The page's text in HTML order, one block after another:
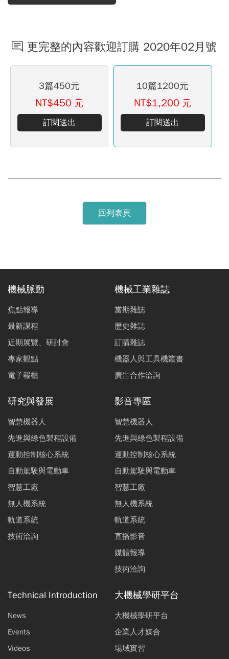
更完整的內容歡迎訂購 2020年02月號
3篇450元
NT$450 元
訂閱送出
10篇1200元
NT$1,200 元
訂閱送出
回列表頁
機械脈動
焦點報導
最新課程
近期展覽、研討會
專家觀點
電子報櫃
機械工業雜誌
當期雜誌
歷史雜誌
訂購雜誌
機器人與工具機叢書
廣告合作洽詢
研究與發展
智慧機器人
先進與綠色製程設備
運動控制核心系統
自動駕駛與電動車
智慧工廠
無人機系統
軌道系統
技術洽詢
影音專區
智慧機器人
先進與綠色製程設備
運動控制核心系統
自動駕駛與電動車
智慧工廠
無人機系統
軌道系統
直播影音
媒體報導
技術洽詢
Technical Introduction
News
Events
Videos
大機械學研平台
大機械學研平台
企業人才媒合
場域實習